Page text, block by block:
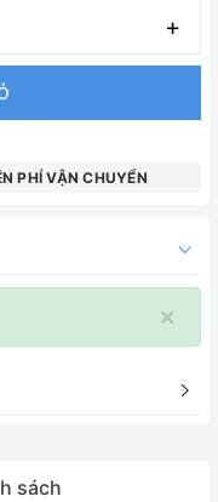
+
PHÍ VẬN CHUYỂN
×
sách